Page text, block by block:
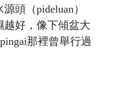
源頭（pideluan）
好，像下傾盆大
那裡曾舉行過